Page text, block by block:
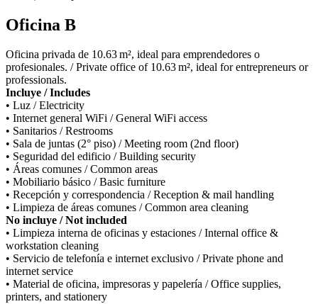
Oficina B
Oficina privada de 10.63 m², ideal para emprendedores o
profesionales. / Private office of 10.63 m², ideal for entrepreneurs or
professionals.
Incluye / Includes
• Luz / Electricity
• Internet general WiFi / General WiFi access
• Sanitarios / Restrooms
• Sala de juntas (2° piso) / Meeting room (2nd floor)
• Seguridad del edificio / Building security
• Áreas comunes / Common areas
• Mobiliario básico / Basic furniture
• Recepción y correspondencia / Reception & mail handling
• Limpieza de áreas comunes / Common area cleaning
No incluye / Not included
• Limpieza interna de oficinas y estaciones / Internal office &
workstation cleaning
• Servicio de telefonía e internet exclusivo / Private phone and
internet service
• Material de oficina, impresoras y papelería / Office supplies,
printers, and stationery